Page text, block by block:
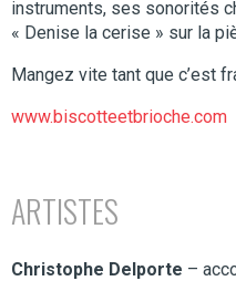
instruments, ses sonorités
« Denise la cerise » sur la
Mangez vite tant que c’est
www.biscotteetbrioche.com
ARTISTES
Christophe Delporte –